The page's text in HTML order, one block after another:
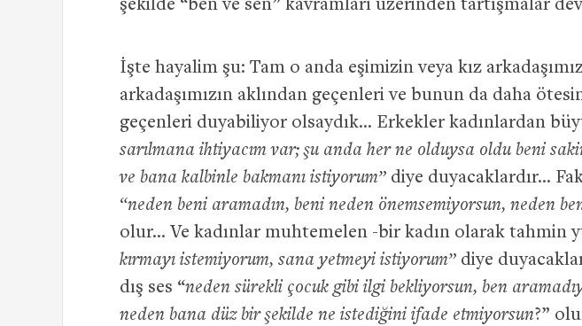
şekilde “ben ve sen” kavramları üzerinden tartışmalar
İşte hayalim şu: Tam o anda eşimizin veya kız
arkadaşımızın aklından geçenleri ve bunun da daha
geçenleri duyabiliyor olsaydık… Erkekler kadınlardan
sarılmana ihtiyacım var; şu anda her ne olduysa oldu beni
ve bana kalbinle bakmanı istiyorum” diye duyacaklardır…
“neden beni aramadın, beni neden önemsemiyorsun, neden
olur… Ve kadınlar muhtemelen -bir kadın olarak tahmin
kırmayı istemiyorum, sana yetmeyi istiyorum” diye
dış ses “neden sürekli çocuk gibi ilgi bekliyorsun, ben
neden bana düz bir şekilde ne istediğini ifade etmiyorsun?”